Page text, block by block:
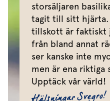
storsäljaren
tagit till sitt hjärta.
tillskott är faktiskt
från bland annat
ser kanske inte
men är ena riktiga
Upptäck vår värld!